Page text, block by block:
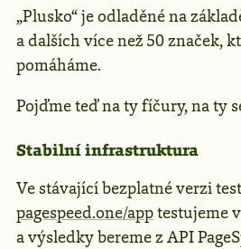
„Plusko“ je odladěné na
a dalších více než 50 značek,
pomáháme.
Pojďme teď na ty fíčury, na ty
Stabilní infrastruktura
Ve stávající bezplatné verzi
pagespeed.one/apptestujeme
a výsledky bereme z API